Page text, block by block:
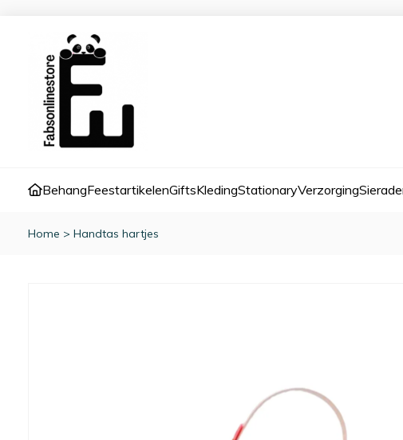
BehangFeestartikelenGiftsKledingStationaryVerzorging
Home > Handtas hartjes